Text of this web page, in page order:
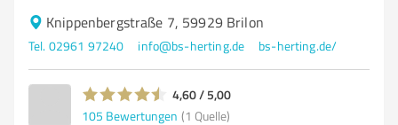
Knippenbergstraße 7, 59929 Brilon
Tel. 02961 97240 info@bs-herting.de bs-herting.de/
4,60 / 5,00
105 Bewertungen (1 Quelle)